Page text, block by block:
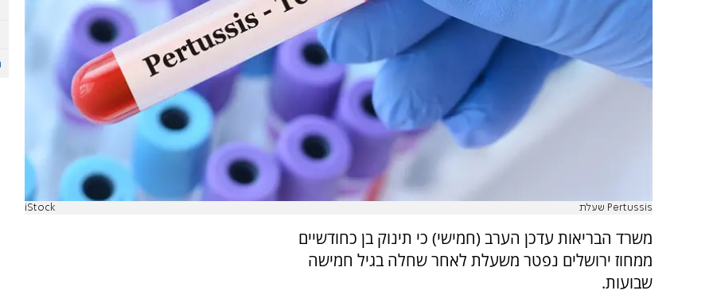
Pertussis שעלת iStock
משרד הבריאות עדכן הערב (חמישי) כי תינוק בן כחודשיים
ממחוז ירושלים נפטר משעלת לאחר שחלה בגיל חמישה
שבועות.